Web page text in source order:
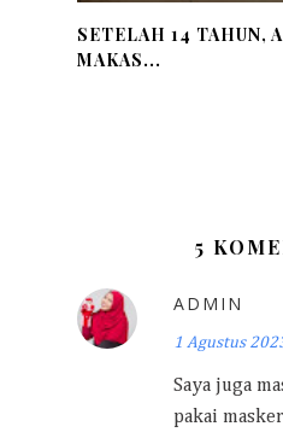
SETELAH 14 TAHUN,
MAKAS...
5
ADMIN
1 Agustus
Saya juga
pakai